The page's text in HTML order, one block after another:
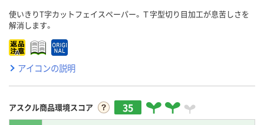
使いきりT字カットフェイスペーパー。Ｔ字型切り目加工が息苦しさを
解消します。
アイコンの説明
アスクル商品環境スコア 35